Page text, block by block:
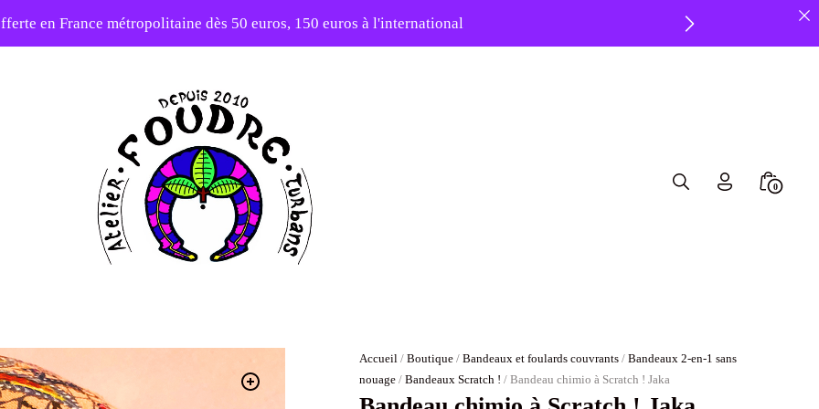
en France métropolitaine dès 50 euros, 150 euros à l'international
Search
0
Accueil /Boutique /Bandeaux et foulards couvrants /Bandeaux 2-en-1 sans
nouage /Bandeaux Scratch ! / Bandeau chimio à Scratch ! Jaka